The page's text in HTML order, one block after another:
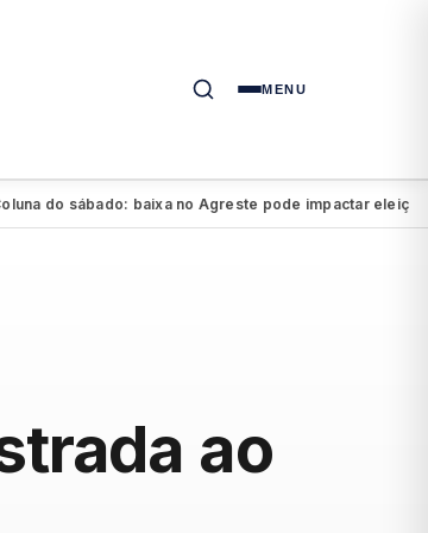
MENU
do sábado: baixa no Agreste pode impactar eleição de
ao